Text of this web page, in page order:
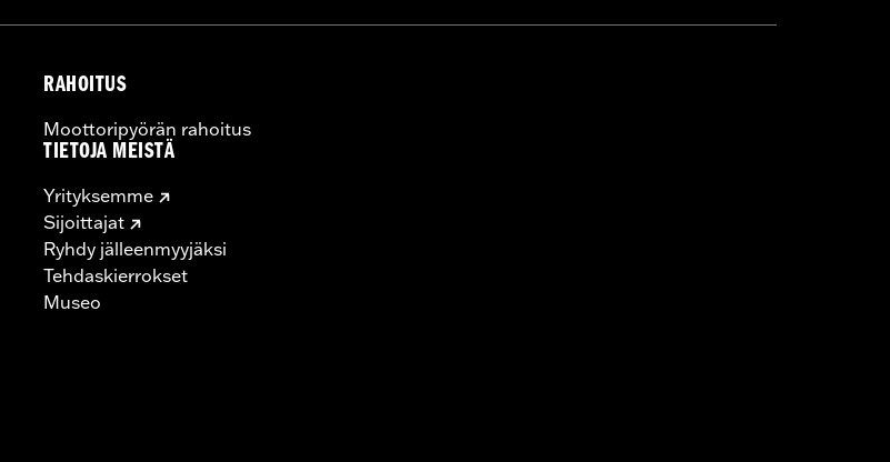
RAHOITUS
Moottoripyörän rahoitus
TIETOJA MEISTÄ
Yrityksemme
Sijoittajat
Ryhdy jälleenmyyjäksi
Tehdaskierrokset
Museo